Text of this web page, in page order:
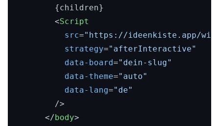
        {children}
<Script
src="https://ideenkiste.app/
strategy="afterInteractive"
data-board="dein-slug"
data-theme="auto"
data-lang="de"
        />
</body>